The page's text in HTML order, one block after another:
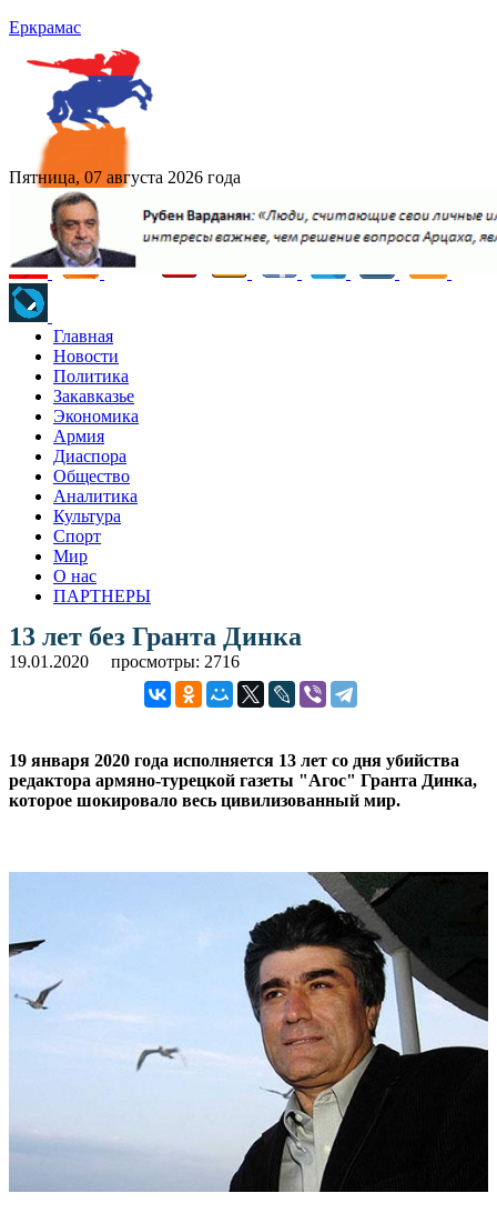
Еркрамас
Пятница, 07 августа 2026 года
Главная
Новости
Политика
Закавказье
Экономика
Армия
Диаспора
Общество
Аналитика
Культура
Спорт
Мир
О нас
ПАРТНЕРЫ
13 лет без Гранта Динка
19.01.2020 просмотры: 2716
19 января 2020 года исполняется 13 лет со дня убийства
редактора армяно-турецкой газеты "Агос" Гранта Динка,
которое шокировало весь цивилизованный мир.